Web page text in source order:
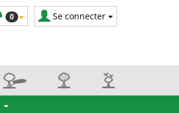
Se connecter
0